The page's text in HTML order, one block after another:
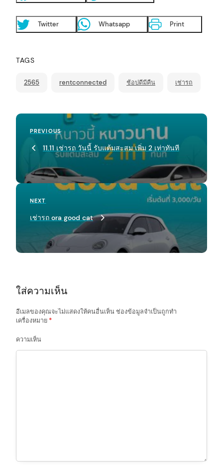
Twitter Whatsapp Print
TAGS
2565 rentconnected ช้อปดีมีคืน เช่ารถ
P
n
g
o
n
Previous
PREVIOUS
11.11 เช่ารถ วันนี้ รับแต้มสะสม เพิ่ม 2 เท่าทันที
Next
NEXT
เช่ารถ ora good cat
ใส่ความเห็น
อีเมลของคุณจะไม่แสดงให้คนอื่นเห็นช่องข้อมูลจำเป็นถูกทำ
เครื่องหมาย *
ความเห็น